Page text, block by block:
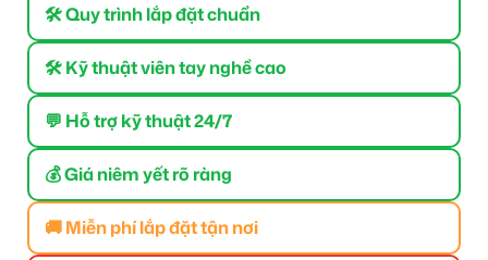
🛠 Quy trình lắp đặt chuẩn
🛠 Kỹ thuật viên tay nghề cao
💬 Hỗ trợ kỹ thuật 24/7
💰 Giá niêm yết rõ ràng
🚚 Miễn phí lắp đặt tận nơi